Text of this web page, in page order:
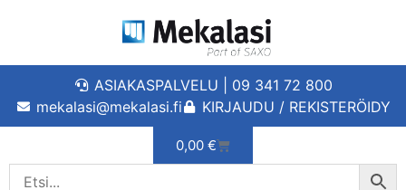
ASIAKASPALVELU | 09 341 72 800
mekalasi@mekalasi.fi
KIRJAUDU / REKISTERÖIDY
0,00 €